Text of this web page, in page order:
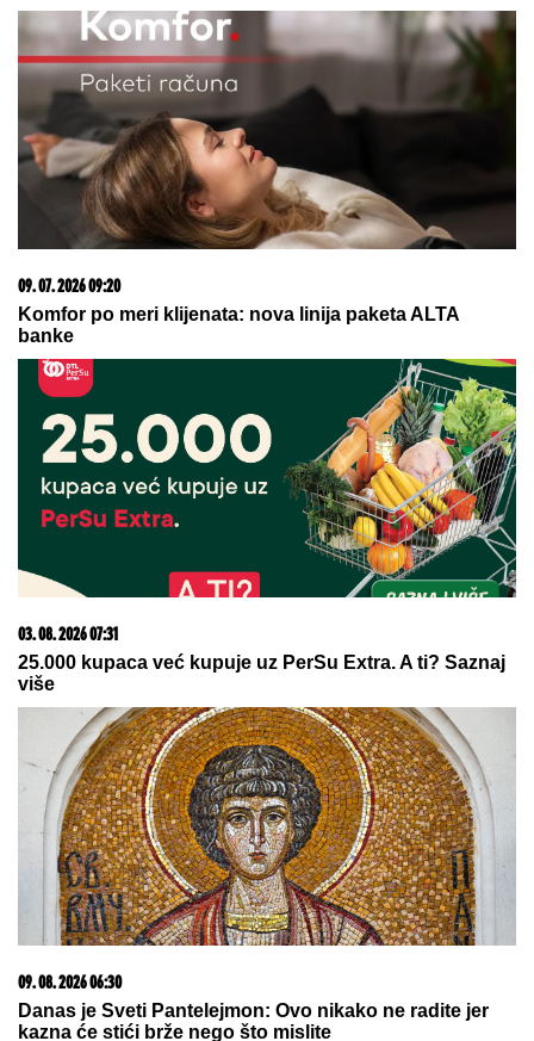
by Aklamator
09. 08. 2026 06:26
Da li deca nasleđuju otpornost na stres? Evo šta kaže
nauka
07. 08. 2026 09:14
Сазнања „Политике”: Црна Гора следећа у војном
савезу Загреба, Тиране и Приштине
06. 08. 2026 07:08
Evo u kojim banjama važi vaučer od 10.000 dinara -
kompletan spisak destinacija u Srbiji